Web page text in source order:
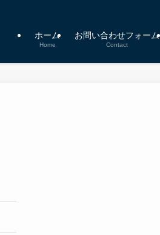
ホーム
Home
お問い合わせフォーム
Contact